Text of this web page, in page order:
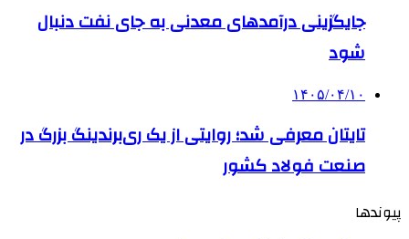
جایگزینی درآمدهای معدنی به جای نفت دنبال
شود
۱۴۰۵/۰۴/۱۰
تایتان معرفی شد؛ روایتی از یک ری‌برندینگ بزرگ در
صنعت فولاد کشور
پیوندها